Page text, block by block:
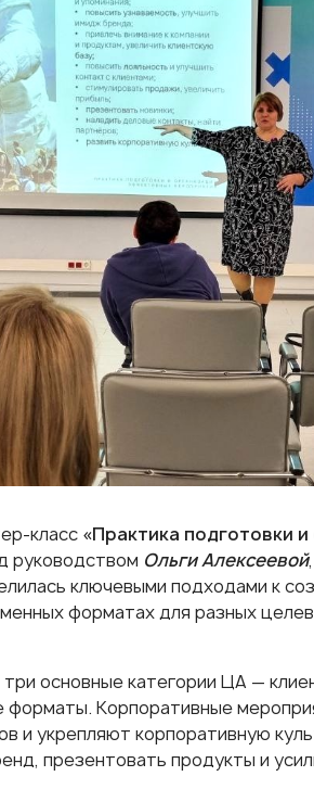
класс «Практика подготовки
руководством Ольги Алексеевой
ключевыми подходами к
форматах для разных
основные категории ЦА —
Корпоративные
и укрепляют корпоративную
презентовать продукты и